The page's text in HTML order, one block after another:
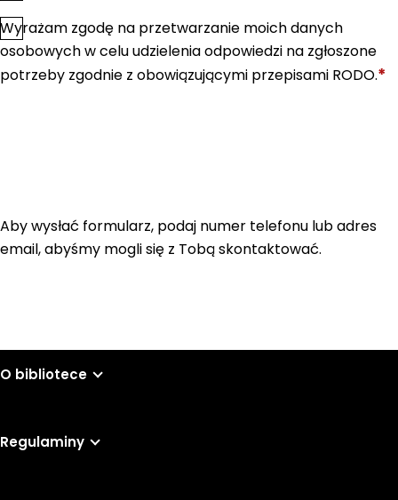
Zgoda*
Wyrażam zgodę na przetwarzanie moich danych
osobowych w celu udzielenia odpowiedzi na zgłoszone
potrzeby zgodnie z obowiązującymi przepisami RODO.*
Aby wysłać formularz, podaj numer telefonu lub adres
email, abyśmy mogli się z Tobą skontaktować.
O bibliotece
Regulaminy